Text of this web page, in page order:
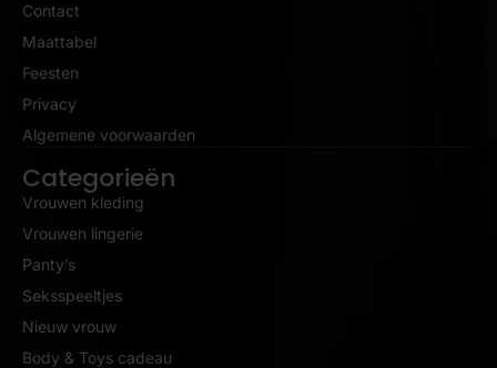
Contact
Maattabel
Feesten
Privacy
Algemene voorwaarden
Categorieën
Vrouwen kleding
Vrouwen lingerie
Panty’s
Seksspeeltjes
Nieuw vrouw
Body & Toys cadeau